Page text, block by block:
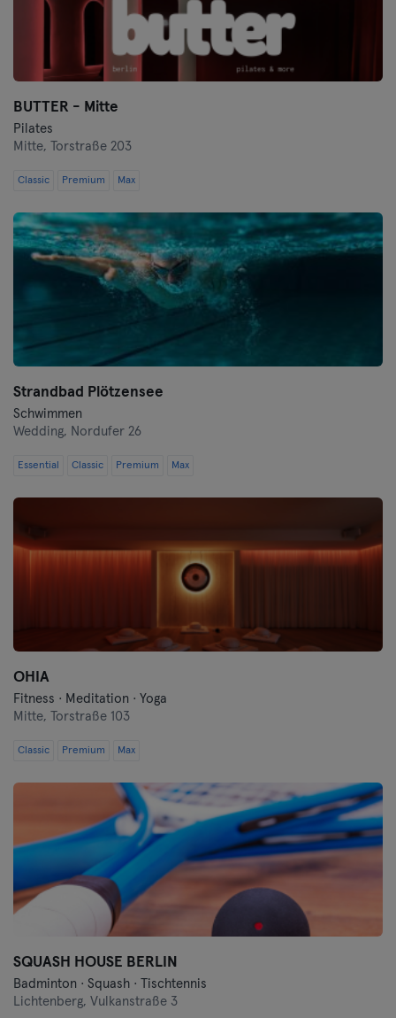
BUTTER - Mitte
Pilates
Mitte,
Torstraße 203
Classic Premium Max
Strandbad Plötzensee
Schwimmen
Wedding, Nordufer 26
Essential Classic Premium Max
OHIA
Fitness · Meditation · Yoga
Mitte,
Torstraße 103
Classic Premium Max
SQUASH HOUSE BERLIN
Badminton · Squash · Tischtennis
Lichtenberg, Vulkanstraße 3